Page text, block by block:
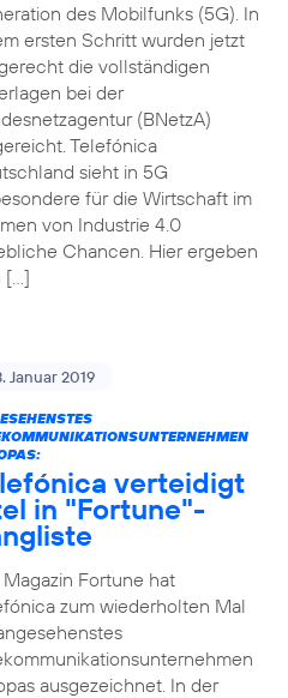
des Mobilfunks (5G). In
ersten Schritt wurden jetzt
die vollständigen
bei der
(BNetzA)
Telefónica
sieht in 5G
für die Wirtschaft im
von Industrie 4.0
Chancen. Hier ergeben
[…]
Januar 2019
verteidigt
in "Fortune"-
Magazin Fortune hat
zum wiederholten Mal
ausgezeichnet. In der